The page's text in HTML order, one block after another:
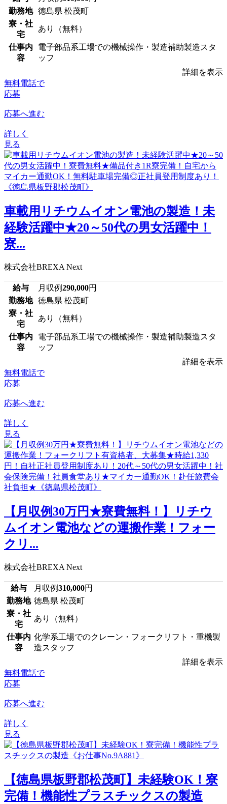
勤務地 徳島県 松茂町
寮・社
宅
あり（無料）
仕事内
容
電子部品系工場での機械操作・製造補助製造スタ
ッフ
詳細を表示
無料電話で
応募
応募へ進む
詳しく
見る
車載用リチウムイオン電池の製造！未
経験活躍中★20～50代の男女活躍中！
寮...
株式会社BREXA Next
給与 月収例290,000円
勤務地 徳島県 松茂町
寮・社
宅
あり（無料）
仕事内
容
電子部品系工場での機械操作・製造補助製造スタ
ッフ
詳細を表示
無料電話で
応募
応募へ進む
詳しく
見る
【月収例30万円★寮費無料！】リチウ
ムイオン電池などの運搬作業！フォー
クリ...
株式会社BREXA Next
給与 月収例310,000円
勤務地 徳島県 松茂町
寮・社
宅
あり（無料）
仕事内
容
化学系工場でのクレーン・フォークリフト・重機製
造スタッフ
詳細を表示
無料電話で
応募
応募へ進む
詳しく
見る
【徳島県板野郡松茂町】未経験OK！寮
完備！機能性プラスチックスの製造